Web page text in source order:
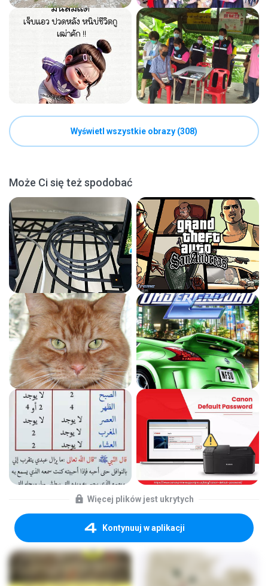
Wyświetl wszystkie obrazy (308)
Może Ci się też spodobać
Więcej plików jest ukrytych
Kontynuuj w aplikacji